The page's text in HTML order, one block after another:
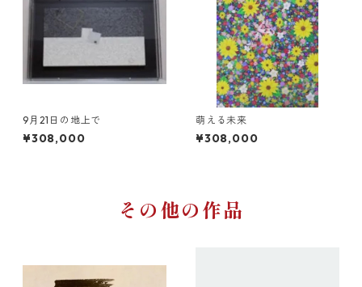
9月21日の地上で
¥308,000
萌える未来
¥308,000
その他の作品